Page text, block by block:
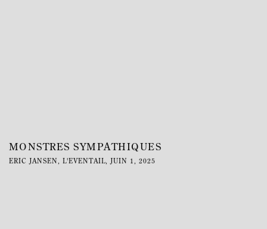
MONSTRES SYMPATHIQUES
ERIC JANSEN, L'EVENTAIL, JUIN 1, 2025